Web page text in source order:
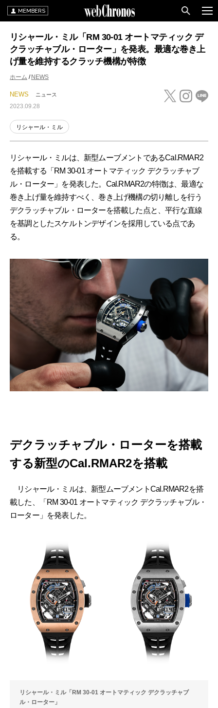
MEMBERS
リシャール・ミル「RM 30-01 オートマティック デ
クラッチャブル・ローター」を発表。最適な巻き上
げ量を維持するクラッチ機構が特徴
ホーム NEWS
NEWS ニュース
2023.09.28
リシャール・ミル
リシャール・ミルは、新型ムーブメントであるCal.RMAR2
を搭載する「RM 30-01 オートマティック デクラッチャブ
ル・ローター」を発表した。Cal.RMAR2の特徴は、最適な
巻き上げ量を維持すべく、巻き上げ機構の切り離しを行う
デクラッチャブル・ローターを搭載した点と、平行な直線
を基調としたスケルトンデザインを採用している点であ
る。
デクラッチャブル・ローターを搭載
する新型のCal.RMAR2を搭載
リシャール・ミルは、新型ムーブメントCal.RMAR2を搭
載した、「RM 30-01 オートマティック デクラッチャブル・
ローター」を発表した。
リシャール・ミル「RM 30-01 オートマティック デクラッチャブ
ル・ローター」